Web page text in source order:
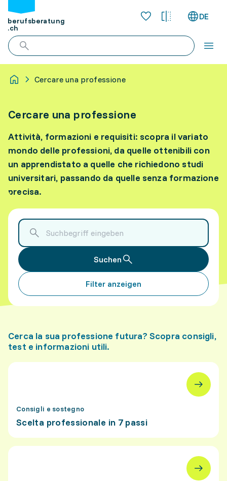
berufsberatung
.ch
DE
Cercare una professione
Cercare una professione
Attività, formazioni e requisiti: scopra il variato
mondo delle professioni, da quelle ottenibili con
un apprendistato a quelle che richiedono studi
universitari, passando da quelle senza formazione
precisa.
Suchen
Filter anzeigen
Cerca la sua professione futura? Scopra consigli,
test e informazioni utili.
Consigli e sostegno
Scelta professionale in 7 passi